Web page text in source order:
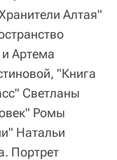
Алтая"
Артема
"Книга
Светланы
Ромы
Натальи
Портрет